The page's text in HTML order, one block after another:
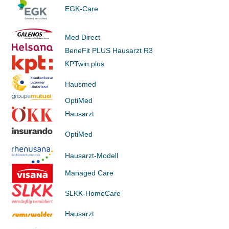
EGK-Care
Med Direct
BeneFit PLUS Hausarzt R3
KPTwin.plus
Hausmed
OptiMed
Hausarzt
OptiMed
Hausarzt-Modell
Managed Care
SLKK-HomeCare
Hausarzt